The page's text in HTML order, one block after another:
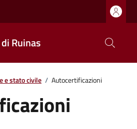
Ruinas
e stato civile / Autocertificazioni